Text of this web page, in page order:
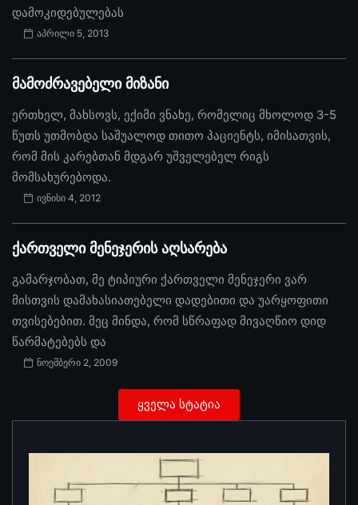
დამოკიდებულებას
აპრილი 5, 2013
მამოძრავებელი მიზანი
ერთხელ, მახსოვს, ექიმი ვნახე, რომელიც მხოლოდ 3-5
წუთს უთმობდა საშუალოდ თითო პაციენტს, იმისათვის,
რომ მის კარებთან მდგარ უშველებელ რიგს
მომსახურებოდა.
ივნისი 4, 2012
ქართველი მენეჯერის აღსარება
გამარჯობათ, მე ტიპიური ქართველი მენეჯერი ვარ
მისთვის დამახასიათებელი დადებითი და უარყოფითი
თვისებებით. მეც მინდა, რომ სწრაფად მივაღწიო დიდ
წარმატებებს და
ნოემბერი 2, 2009
ყველა სტატია